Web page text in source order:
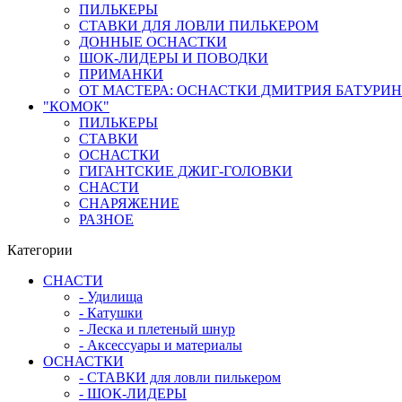
ПИЛЬКЕРЫ
СТАВКИ ДЛЯ ЛОВЛИ ПИЛЬКЕРОМ
ДОННЫЕ ОСНАСТКИ
ШОК-ЛИДЕРЫ И ПОВОДКИ
ПРИМАНКИ
ОТ МАСТЕРА: ОСНАСТКИ ДМИТРИЯ
"КОМОК"
ПИЛЬКЕРЫ
СТАВКИ
ОСНАСТКИ
ГИГАНТСКИЕ ДЖИГ-ГОЛОВКИ
СНАСТИ
СНАРЯЖЕНИЕ
РАЗНОЕ
Категории
СНАСТИ
- Удилища
- Катушки
- Леска и плетеный шнур
- Аксессуары и материалы
ОСНАСТКИ
- СТАВКИ для ловли пилькером
- ШОК-ЛИДЕРЫ